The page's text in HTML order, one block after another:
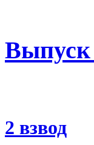
Выпуск
2 взвод